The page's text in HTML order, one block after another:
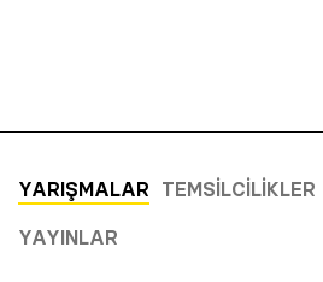
YARIŞMALAR TEMSILCILIKLER
YAYINLAR